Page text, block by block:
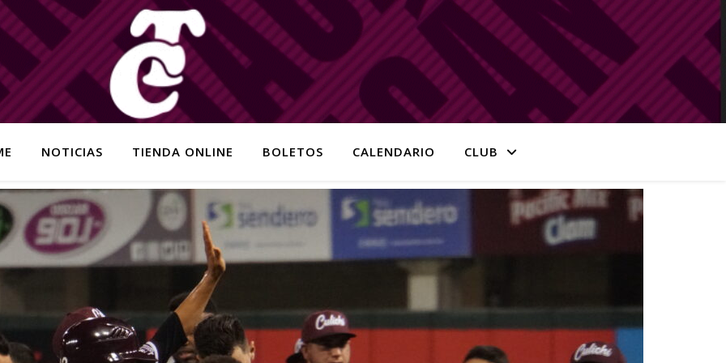
NOTICIAS TIENDA ONLINE BOLETOS CALENDARIO CLUB